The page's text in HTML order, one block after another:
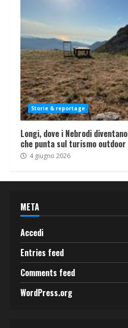
Storie & reportage
Longi, dove i Nebrodi
che punta sul turismo outdoor
4 giugno 2026
META
Accedi
Entries feed
Comments feed
WordPress.org